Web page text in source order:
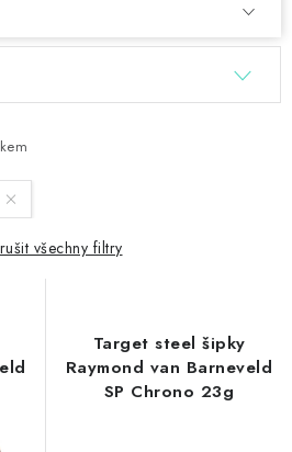
všechny filtry
Target steel šipky
Raymond van Barneveld
SP Chrono 23g